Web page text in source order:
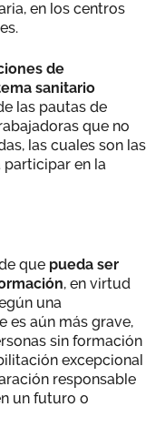
en los centros
de
sanitario
las pautas de
que no
las cuales son las
participar en la
que pueda ser
, en virtud
una
es aún más grave,
sin formación
excepcional
responsable
un futuro o